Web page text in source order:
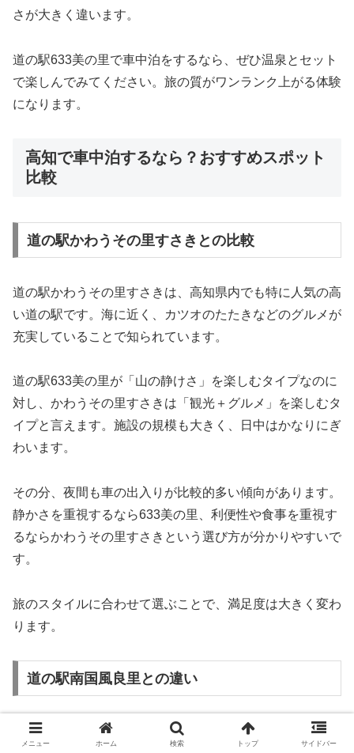
さが大きく違います。
道の駅633美の里で車中泊をするなら、ぜひ温泉とセット
で楽しんでみてください。旅の質がワンランク上がる体験
になります。
高知で車中泊するなら？おすすめスポット
比較
道の駅かわうその里すさきとの比較
道の駅かわうその里すさき は、高知県内でも特に人気の高
い道の駅です。海に近く、カツオのたたきなどのグルメが
充実していることで知られています。
道の駅633美の里が「山の静けさ」を楽しむタイプなのに
対し、かわうその里すさきは「観光＋グルメ」を楽しむタ
イプと言えます。施設の規模も大きく、日中はかなりにぎ
わいます。
その分、夜間も車の出入りが比較的多い傾向があります。
静かさを重視するなら633美の里、利便性や食事を重視す
るならかわうその里すさきという選び方が分かりやすいで
す。
旅のスタイルに合わせて選ぶことで、満足度は大きく変わ
ります。
道の駅南国風良里との違い
道の駅南国風良里 は、高知龍馬空港や高知市内に近い立地
メニュー ホーム 検索 トップ サイドバー